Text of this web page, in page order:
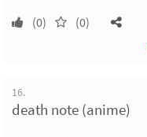
(0) (0)
16.
death note (anime)